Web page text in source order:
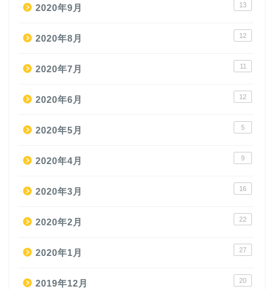
2020年9月 13
2020年8月 12
2020年7月 11
2020年6月 12
2020年5月 5
2020年4月 9
2020年3月 16
2020年2月 22
2020年1月 27
2019年12月 20